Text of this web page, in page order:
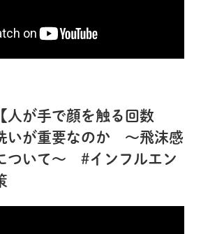
が手で顔を触る回数
いが重要なのか ～飛沫感
ついて～ #インフルエン